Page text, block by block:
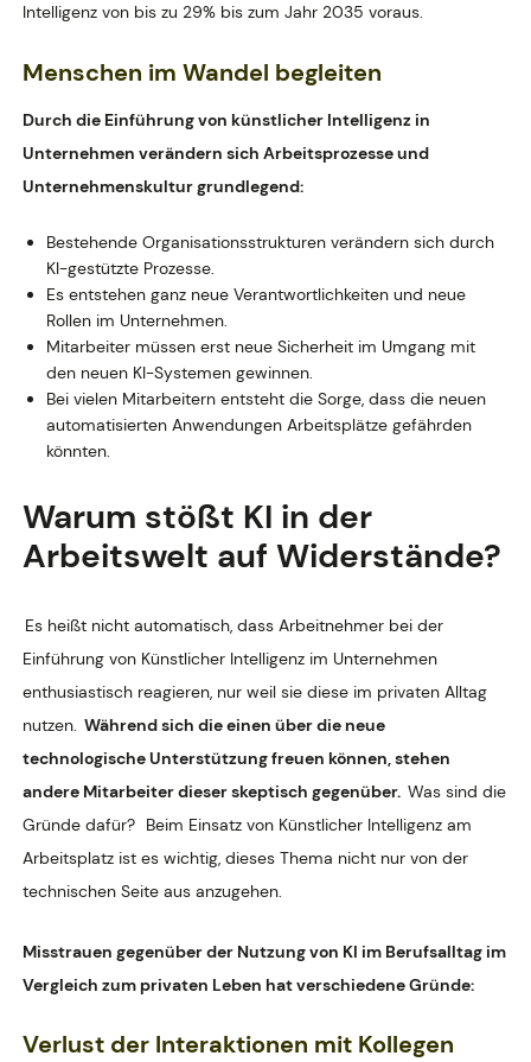
Intelligenz von bis zu 29% bis zum Jahr 2035 voraus.
Menschen im Wandel begleiten
Durch die Einführung von künstlicher Intelligenz in
Unternehmen verändern sich Arbeitsprozesse und
Unternehmenskultur grundlegend:
Bestehende Organisationsstrukturen verändern sich durch
KI-gestützte Prozesse.
Es entstehen ganz neue Verantwortlichkeiten und neue
Rollen im Unternehmen.
Mitarbeiter müssen erst neue Sicherheit im Umgang mit
den neuen KI-Systemen gewinnen.
Bei vielen Mitarbeitern entsteht die Sorge, dass die neuen
automatisierten Anwendungen Arbeitsplätze gefährden
könnten.
Warum stößt KI in der
Arbeitswelt auf Widerstände?
Es heißt nicht automatisch, dass Arbeitnehmer bei der
Einführung von Künstlicher Intelligenz im Unternehmen
enthusiastisch reagieren, nur weil sie diese im privaten Alltag
nutzen. Während sich die einen über die neue
technologische Unterstützung freuen können, stehen
andere Mitarbeiter dieser skeptisch gegenüber. Was sind die
Gründe dafür? Beim Einsatz von Künstlicher Intelligenz am
Arbeitsplatz ist es wichtig, dieses Thema nicht nur von der
technischen Seite aus anzugehen.
Misstrauen gegenüber der Nutzung von KI im Berufsalltag im
Vergleich zum privaten Leben hat verschiedene Gründe:
Verlust der Interaktionen mit Kollegen